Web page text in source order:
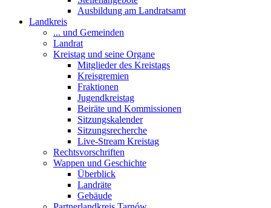
Ausbildung am Landratsamt
Landkreis
... und Gemeinden
Landrat
Kreistag und seine Organe
Mitglieder des Kreistags
Kreisgremien
Fraktionen
Jugendkreistag
Beiräte und Kommissionen
Sitzungskalender
Sitzungsrecherche
Live-Stream Kreistag
Rechtsvorschriften
Wappen und Geschichte
Überblick
Landräte
Gebäude